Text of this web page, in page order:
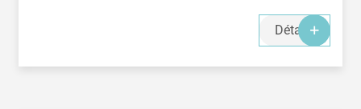
Détails